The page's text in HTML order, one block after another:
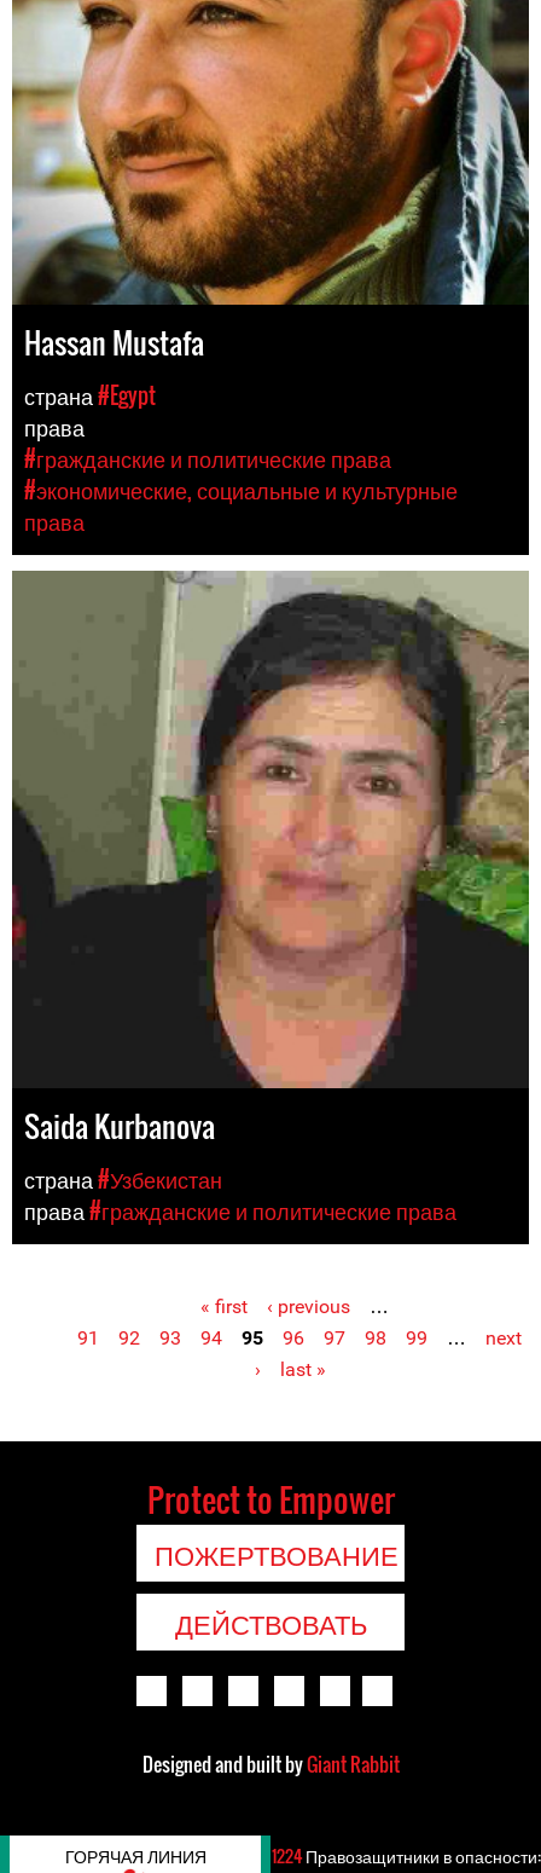
Hassan Mustafa
страна#Egypt
права
#гражданские и политические права
#экономические, социальные и культурные
права
Saida Kurbanova
страна#Узбекистан
права#гражданские и политические права
« first ‹ previous
…
91
92 93 94 95 96 97 98 99 …
next
›
last »
Protect to Empower
ПОЖЕРТВОВАНИЕ
ДЕЙСТВОВАТЬ
Designed and built byGiant Rabbit
ГОРЯЧАЯ ЛИНИЯ 1224Правозащитники в опасности: